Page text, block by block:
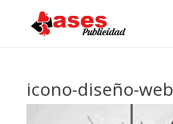
icono-diseño-web